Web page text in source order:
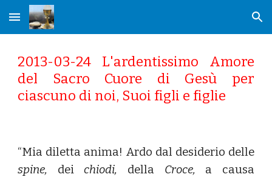
Skip to main content Skip to navigation
2013-03-24 L'ardentissimo Amore
del Sacro Cuore di Gesù per
ciascuno di noi, Suoi figli e figlie
“Mia diletta anima! Ardo dal desiderio delle
spine, deichiodi, della Croce, a causa